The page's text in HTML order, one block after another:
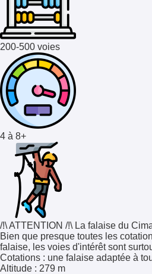
200-500 voies
4 à 8+
/!\ ATTENTION /!\ La falaise du
Bien que presque toutes les
falaise, les voies d'intérêt sont
Cotations : une falaise adaptée à
Altitude : 279 m